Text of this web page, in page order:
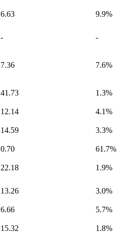
6.63 9.9%
- -
7.36 7.6%
41.73 1.3%
12.14 4.1%
14.59 3.3%
0.70 61.7%
22.18 1.9%
13.26 3.0%
6.66 5.7%
15.32 1.8%